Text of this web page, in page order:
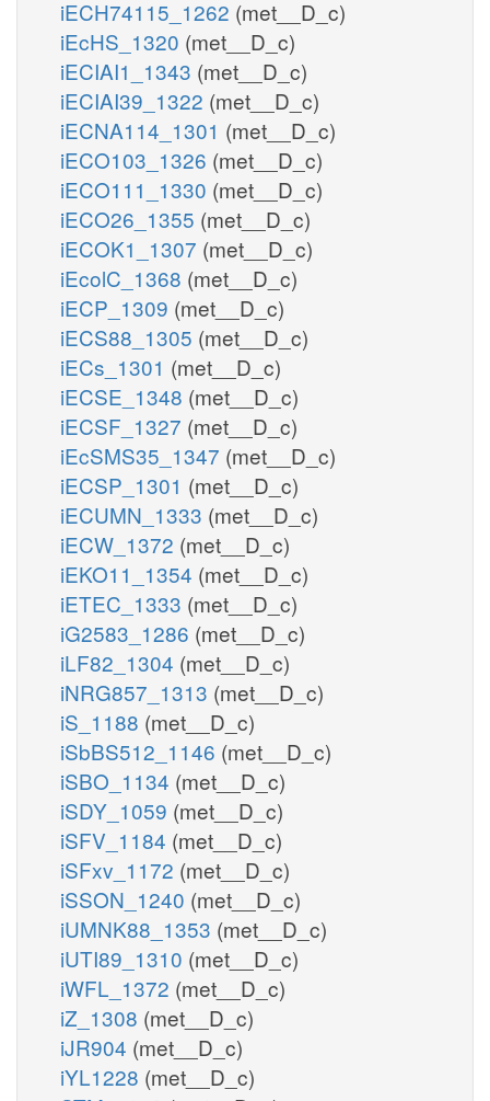
iECH74115_1262 (met__D_c)
iEcHS_1320 (met__D_c)
iECIAI1_1343 (met__D_c)
iECIAI39_1322 (met__D_c)
iECNA114_1301 (met__D_c)
iECO103_1326 (met__D_c)
iECO111_1330 (met__D_c)
iECO26_1355 (met__D_c)
iECOK1_1307 (met__D_c)
iEcolC_1368 (met__D_c)
iECP_1309 (met__D_c)
iECS88_1305 (met__D_c)
iECs_1301 (met__D_c)
iECSE_1348 (met__D_c)
iECSF_1327 (met__D_c)
iEcSMS35_1347 (met__D_c)
iECSP_1301 (met__D_c)
iECUMN_1333 (met__D_c)
iECW_1372 (met__D_c)
iEKO11_1354 (met__D_c)
iETEC_1333 (met__D_c)
iG2583_1286 (met__D_c)
iLF82_1304 (met__D_c)
iNRG857_1313 (met__D_c)
iS_1188 (met__D_c)
iSbBS512_1146 (met__D_c)
iSBO_1134 (met__D_c)
iSDY_1059 (met__D_c)
iSFV_1184 (met__D_c)
iSFxv_1172 (met__D_c)
iSSON_1240 (met__D_c)
iUMNK88_1353 (met__D_c)
iUTI89_1310 (met__D_c)
iWFL_1372 (met__D_c)
iZ_1308 (met__D_c)
iJR904 (met__D_c)
iYL1228 (met__D_c)